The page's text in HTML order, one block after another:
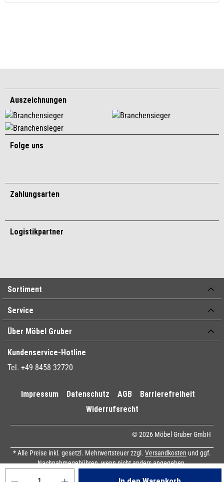
Auszeichnungen
Folge uns
Zahlungsarten
Logistikpartner
Sortiment
Service
Über Möbel Gruber
Kundenservice-Hotline
Tel. +49 8458 32720
Impressum Datenschutz AGB
Barrierefreiheit
Widerrufsrecht
© 2026 Möbel Gruber GmbH
* Alle Preise inkl. gesetzl. Mehrwertsteuer zzgl. Versandkosten und ggf.
Nachnahmegebühren, wenn nicht anders angegeben.